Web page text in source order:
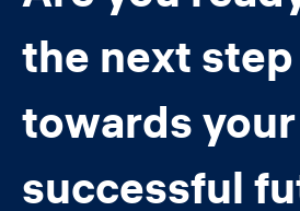
the next
towards your
successful